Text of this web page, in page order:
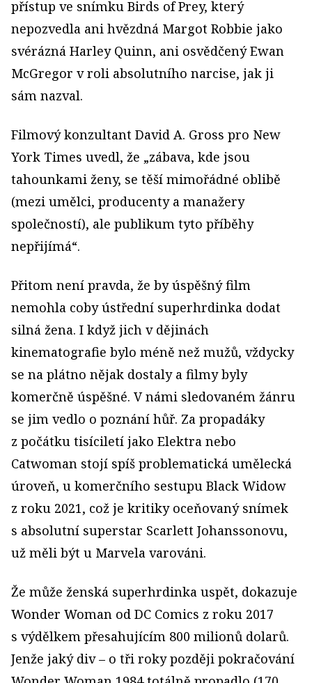
přístup ve snímku Birds of Prey, který
nepozvedla ani hvězdná Margot Robbie jako
svérázná Harley Quinn, ani osvědčený Ewan
McGregor v roli absolutního narcise, jak ji
sám nazval.
Filmový konzultant David A. Gross pro New
York Times uvedl, že „zábava, kde jsou
tahounkami ženy, se těší mimořádné oblibě
(mezi umělci, producenty a manažery
společností), ale publikum tyto příběhy
nepřijímá“.
Přitom není pravda, že by úspěšný film
nemohla coby ústřední superhrdinka dodat
silná žena. I když jich v dějinách
kinematografie bylo méně než mužů, vždycky
se na plátno nějak dostaly a filmy byly
komerčně úspěšné. V námi sledovaném žánru
se jim vedlo o poznání hůř. Za propadáky
z počátku tisíciletí jako Elektra nebo
Catwoman stojí spíš problematická umělecká
úroveň, u komerčního sestupu Black Widow
z roku 2021, což je kritiky oceňovaný snímek
s absolutní superstar Scarlett Johanssonovu,
už měli být u Marvela varováni.
Že může ženská superhrdinka uspět, dokazuje
Wonder Woman od DC Comics z roku 2017
s výdělkem přesahujícím 800 milionů dolarů.
Jenže jaký div – o tři roky později pokračování